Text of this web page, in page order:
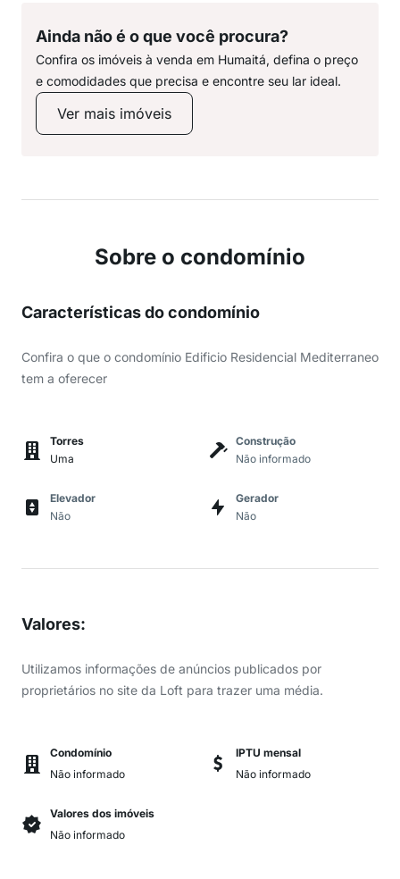
Ainda não é o que você procura?
Confira os imóveis à venda em Humaitá, defina o preço
e comodidades que precisa e encontre seu lar ideal.
Ver mais imóveis
Sobre o condomínio
Características do condomínio
Confira o que o condomínio Edificio Residencial Mediterraneo
tem a oferecer
Torres
Uma
Construção
Não informado
Elevador
Não
Gerador
Não
Valores:
Utilizamos informações de anúncios publicados por
proprietários no site da Loft para trazer uma média.
Condomínio
Não informado
IPTU mensal
Não informado
Valores dos imóveis
Não informado